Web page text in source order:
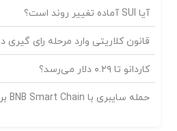
آیا SUI آماده تغییر روند است؟
قانون کلاریتی وارد مرحله رای
کاردانو تا ۰.۲۹ دلار می‌رسد؟
حمله سایبری با BNB Smart Chain برای انتشار بدافزار